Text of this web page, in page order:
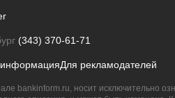
(343) 370-61-71
Для рекламодателей
bankinform.ru, носит исключительно